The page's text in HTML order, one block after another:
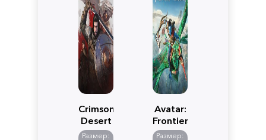
Crimson
Desert
Размер:
Avatar:
Frontiers
of
Размер: